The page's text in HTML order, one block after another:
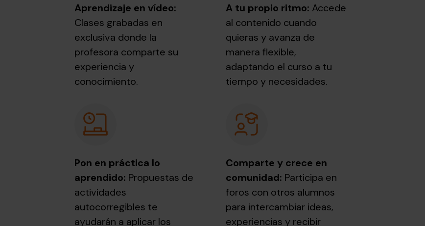
Aprendizaje en vídeo:
Clases grabadas en
exclusiva donde la
profesora comparte su
experiencia y
conocimiento.
A tu propio ritmo: Accede
al contenido cuando
quieras y avanza de
manera flexible,
adaptando el curso a tu
tiempo y necesidades.
Pon en práctica lo
aprendido: Propuestas de
actividades
autocorregibles te
ayudarán a aplicar los
Comparte y crece en
comunidad: Participa en
foros con otros alumnos
para intercambiar ideas,
experiencias y recibir